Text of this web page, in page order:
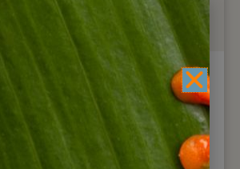
/ bis Puerto Montt
buchbar
Natur, Wälder und